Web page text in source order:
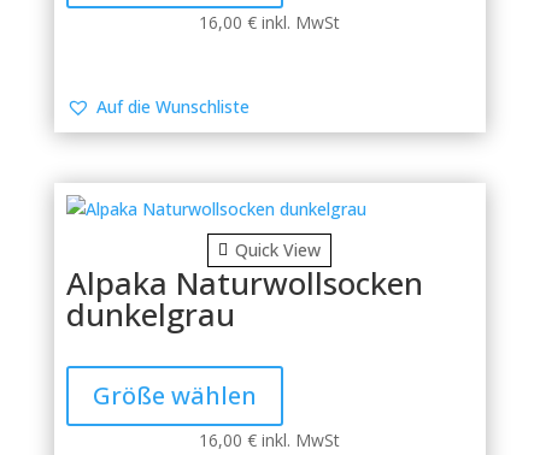
mehrere
Optionen
auf
der
Produktseite
gewählt
werden
16,00€ inkl. MwSt
Auf die Wunschliste
Quick View
Alpaka Naturwollsocken
dunkelgrau
Größe wählen
mehrere
16,00€ inkl. MwSt